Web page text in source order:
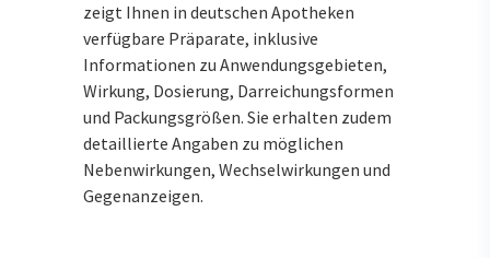
zeigt Ihnen in deutschen Apotheken
verfügbare Präparate, inklusive
Informationen zu Anwendungsgebieten,
Wirkung, Dosierung, Darreichungsformen
und Packungsgrößen. Sie erhalten zudem
detaillierte Angaben zu möglichen
Nebenwirkungen, Wechselwirkungen und
Gegenanzeigen.